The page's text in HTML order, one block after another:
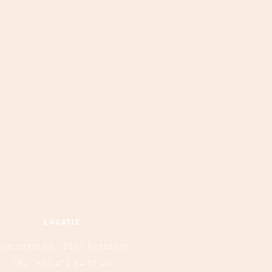
LOCATIE
88 - 8800 Roeselare
TEL :
+32 472 84 37 40